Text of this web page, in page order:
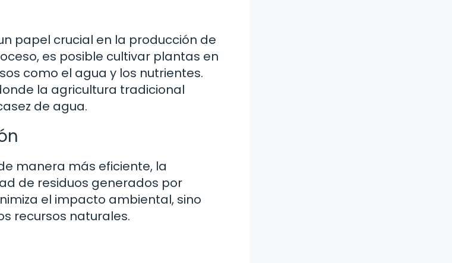
papel crucial en la producción de
es posible cultivar plantas en
como el agua y los nutrientes.
la agricultura tradicional
de agua.
manera más eficiente, la
de residuos generados por
el impacto ambiental, sino
recursos naturales.